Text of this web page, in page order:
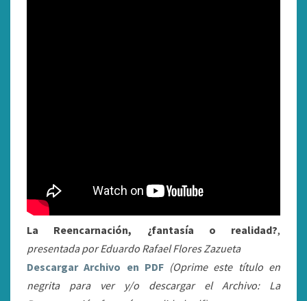
La Reencarnación, ¿fantasía o realidad?,
presentada por Eduardo Rafael Flores Zazueta
Descargar Archivo en PDF (Oprime este título en
negrita para ver y/o descargar el Archivo: La